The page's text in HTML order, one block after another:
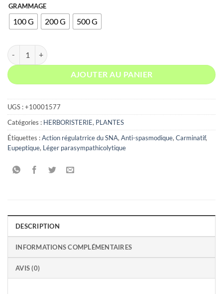
à
36,00€
GRAMMAGE
100 G 200 G 500 G
quantité de CALAMENT SOMMITE FLEURIE COUPEE PORTUGAL
AJOUTER AU PANIER
UGS :+10001577
Catégories : HERBORISTERIE, PLANTES
Étiquettes :Action régulatrrice du SNA, Anti-spasmodique, Carminatif,
Eupeptique, Léger parasympathicolytique
DESCRIPTION
INFORMATIONS COMPLÉMENTAIRES
AVIS (0)